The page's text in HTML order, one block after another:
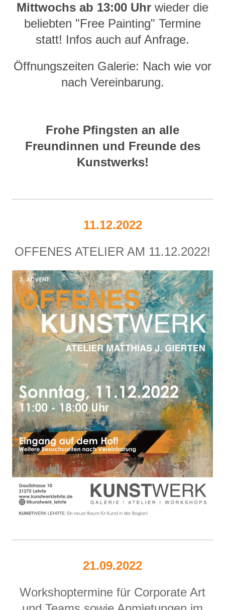
Mittwochs ab 13:00 Uhr wieder die
beliebten "Free Painting" Termine
statt! Infos auch auf Anfrage.
Öffnungszeiten Galerie: Nach wie vor
nach Vereinbarung.
Frohe Pfingsten an alle
Freundinnen und Freunde des
Kunstwerks!
11.12.2022
OFFENES ATELIER AM 11.12.2022!
21.09.2022
Workshoptermine für Corporate Art